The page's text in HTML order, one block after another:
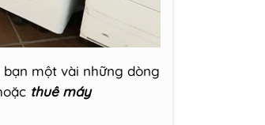
một vài những dòng
thuê máy